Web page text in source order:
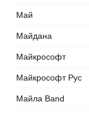
Май
Майдана
Майкрософт
Майкрософт Рус
Майла Band